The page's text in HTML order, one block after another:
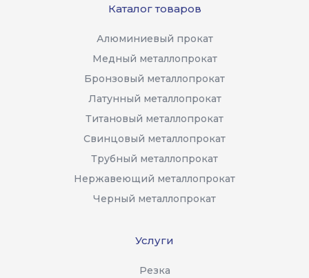
Каталог товаров
Алюминиевый прокат
Медный металлопрокат
Бронзовый металлопрокат
Латунный металлопрокат
Титановый металлопрокат
Свинцовый металлопрокат
Трубный металлопрокат
Нержавеющий металлопрокат
Черный металлопрокат
Услуги
Резка